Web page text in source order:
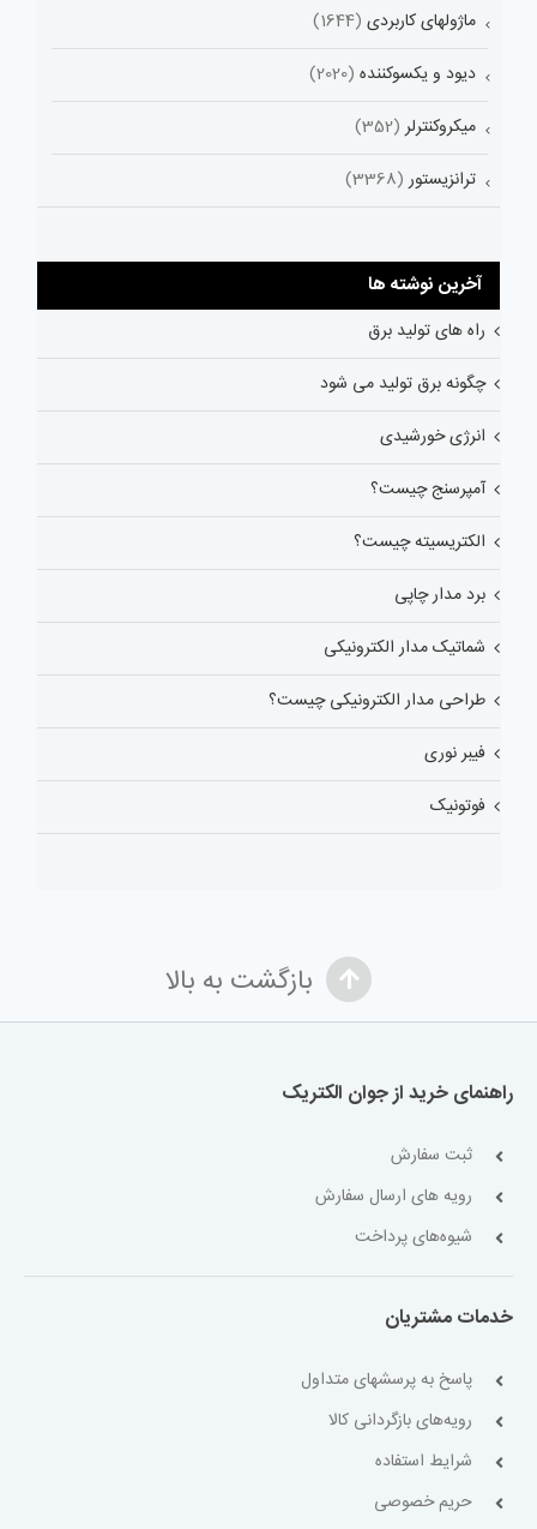
ماژولهای کاربردی (1644)
دیود و یکسوکننده (2020)
میکروکنترلر (352)
ترانزیستور (3368)
آخرین نوشته ها
راه های تولید برق
چگونه برق تولید می شود
انرژی خورشیدی
آمپرسنج چیست؟
الکتریسیته چیست؟
برد مدار چاپی
شماتیک مدار الکترونیکی
طراحی مدار الکترونیکی چیست؟
فیبر نوری
فوتونیک
بازگشت به بالا
راهنمای خرید از جوان الکتریک
ثبت سفارش
رویه های ارسال سفارش
شیوه‌های پرداخت
خدمات مشتریان
پاسخ به پرسشهای متداول
رویه‌های بازگردانی کالا
شرایط استفاده
حریم خصوصی